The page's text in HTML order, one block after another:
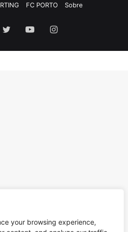
your browsing experience,
FC PORTO Sobre
TwitterYouTubeInstagram